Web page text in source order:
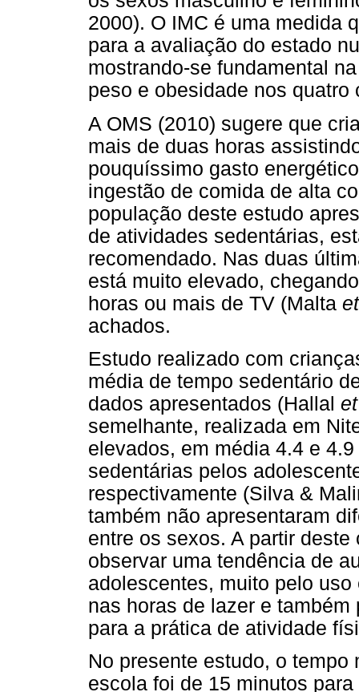
2000). O IMC é uma medida
para a avaliação do estado
mostrando-se fundamental
peso e obesidade nos quatro
A OMS (2010) sugere que
mais de duas horas
pouquíssimo gasto
ingestão de comida de alta
população deste estudo
de atividades sedentárias,
recomendado. Nas duas
está muito elevado,
horas ou mais de TV (Malta
achados.
Estudo realizado com
média de tempo sedentário
dados apresentados (Hallal
semelhante, realizada em
elevados, em média 4.4 e
sedentárias pelos
respectivamente (Silva &
também não apresentaram
entre os sexos. A partir
observar uma tendência de
adolescentes, muito pelo
nas horas de lazer e
para a prática de atividade
No presente estudo, o
escola foi de 15 minutos